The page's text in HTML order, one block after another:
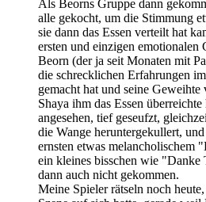
Als Beorns Gruppe dann
alle gekocht, um die Stimmung
sie dann das Essen verteilt hat
ersten und einzigen emotionalen
Beorn (der ja seit Monaten mit
die schrecklichen Erfahrungen
gemacht hat und seine
Shaya ihm das Essen
angesehen, tief geseufzt,
die Wange heruntergekullert,
ernsten etwas melancholischem
ein kleines bisschen wie "Danke
dann auch nicht gekommen.
Meine Spieler rätseln noch